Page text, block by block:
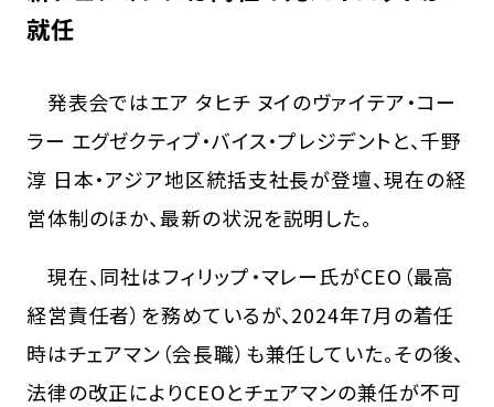
就任
発表会ではエア タヒチ ヌイのヴァイテア・コー
ラー エグゼクティブ・バイス・プレジデントと、千野
淳 日本・アジア地区統括支社長が登壇、現在の経
営体制のほか、最新の状況を説明した。
現在、同社はフィリップ・マレー氏がCEO（最高
経営責任者）を務めているが、2024年7月の着任
時はチェアマン（会長職）も兼任していた。その後、
法律の改正によりCEOとチェアマンの兼任が不可